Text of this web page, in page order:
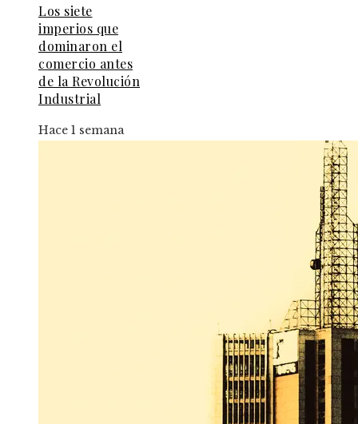
Los siete
imperios que
dominaron el
comercio antes
de la Revolución
Industrial
Hace 1 semana